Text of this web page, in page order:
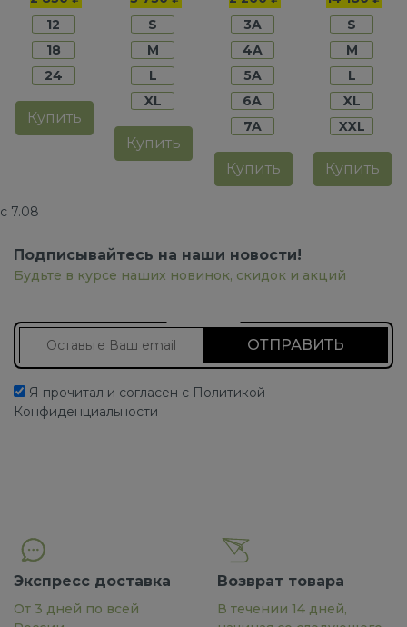
мальчиков
12
18
24
Купить
мальчиков
S
M
L
XL
Купить
мальчиков
3A
4A
5A
6A
7A
Купить
S
M
L
XL
XXL
Купить
с 7.08
Подписывайтесь на наши новости!
Будьте в курсе наших новинок, скидок и акций
Я прочитал и согласен с Политикой
Конфиденциальности
Экспресс доставка
От 3 дней по всей
Возврат товара
В течении 14 дней,